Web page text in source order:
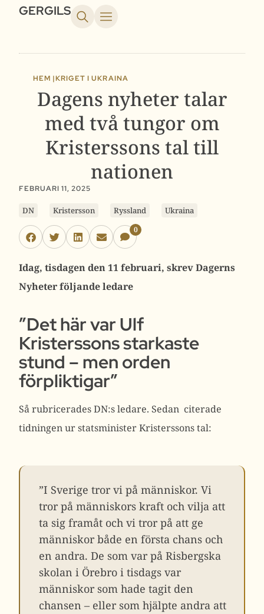
GERGILS
HEM |KRIGET I UKRAINA
Dagens nyheter talar
med två tungor om
Kristerssons tal till
nationen
FEBRUARI 11, 2025
DN Kristersson Ryssland Ukraina
0
Idag, tisdagen den 11 februari, skrev Dagerns
Nyheter följande ledare
”Det här var Ulf
Kristerssons starkaste
stund – men orden
förpliktigar”
Så rubricerades DN:s ledare. Sedan citerade
tidningen ur statsminister Kristerssons tal:
”I Sverige tror vi på människor. Vi
tror på människors kraft och vilja att
ta sig framåt och vi tror på att ge
människor både en första chans och
en andra. De som var på Risbergska
skolan i Örebro i tisdags var
människor som hade tagit den
chansen – eller som hjälpte andra att